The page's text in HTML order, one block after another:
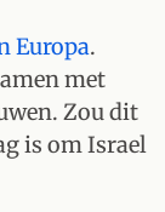
Europa.
met
Zou dit
is om Israel